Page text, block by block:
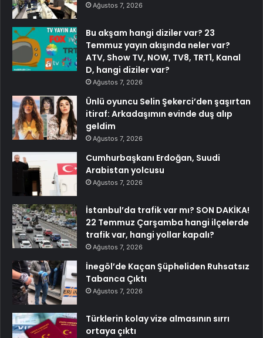
Ağustos 7, 2026
Bu akşam hangi diziler var? 23
Temmuz yayın akışında neler var?
ATV, Show TV, NOW, TV8, TRT1, Kanal
D, hangi diziler var?
Ağustos 7, 2026
Ünlü oyuncu Selin Şekerci’den şaşırtan
itiraf: Arkadaşımın evinde duş alıp
geldim
Ağustos 7, 2026
Cumhurbaşkanı Erdoğan, Suudi
Arabistan yolcusu
Ağustos 7, 2026
İstanbul’da trafik var mı? SON DAKİKA!
22 Temmuz Çarşamba hangi ilçelerde
trafik var, hangi yollar kapalı?
Ağustos 7, 2026
İnegöl’de Kaçan Şüpheliden Ruhsatsız
Tabanca Çıktı
Ağustos 7, 2026
Türklerin kolay vize almasının sırrı
ortaya çıktı